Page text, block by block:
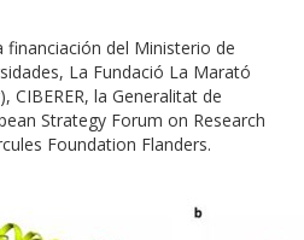
del Ministerio de
La Fundació La Marató
CIBERER, la Generalitat de
Strategy Forum on Research
Foundation Flanders.